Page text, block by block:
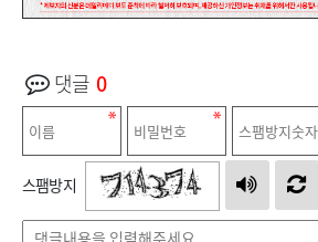
댓글 0
스팸방지